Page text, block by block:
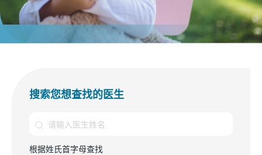
搜索您想查找的医生
根据姓氏首字母查找